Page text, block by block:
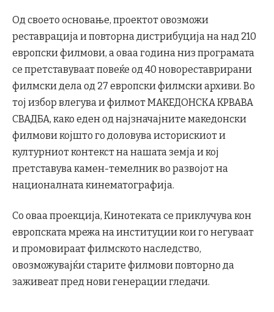
Од своето основање, проектот овозможи
реставрација и повторна дистрибуција на над 210
европски филмови, а оваа година низ програмата
се претставуваат повеќе од 40 новореставрирани
филмски дела од 27 европски филмски архиви. Во
тој избор влегува и филмот МАКЕДОНСКА КРВАВА
СВАДБА, како еден од најзначајните македонски
филмови којшто го доловува историскиот и
културниот контекст на нашата земја и кој
претставува камен-темелник во развојот на
националната кинематографија.
Со оваа проекција, Кинотеката се приклучува кон
европската мрежа на институции кои го негуваат
и промовираат филмското наследство,
овозможувајќи старите филмови повторно да
заживеат пред нови генерации гледачи.